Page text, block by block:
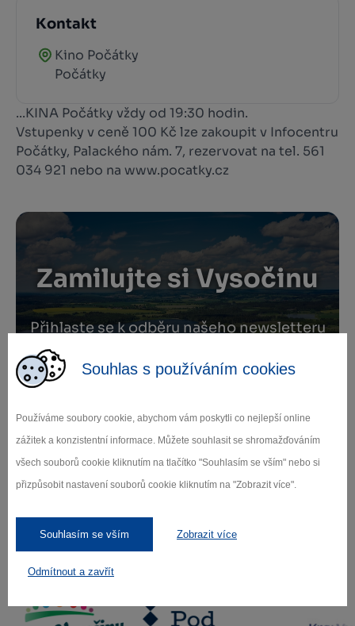
Souhlas s používáním cookies
Používáme soubory cookie, abychom vám poskytli co nejlepší online
zážitek a konzistentní informace. Můžete souhlasit se shromažďováním
všech souborů cookie kliknutím na tlačítko "Souhlasím se vším" nebo si
přizpůsobit nastavení souborů cookie kliknutím na "Zobrazit více".
Souhlasím se vším Zobrazit více
Odmítnout a zavřít
Kontakt
Kino Počátky
Počátky
...KINA Počátky vždy od 19:30 hodin.
Vstupenky v ceně 100 Kč lze zakoupit v Infocentru
Počátky, Palackého nám. 7, rezervovat na tel. 561
034 921 nebo na www.pocatky.cz
Zamilujte si Vysočinu
Přihlaste se k odběru našeho newsletteru
Záleží nám na ochraně osobních údajů.
Odebírat